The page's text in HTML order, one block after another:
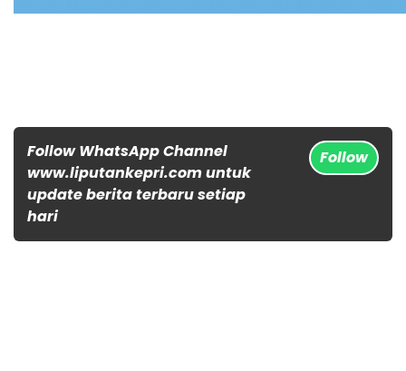
Follow WhatsApp Channel
www.liputankepri.com untuk
update berita terbaru setiap
hari
Follow